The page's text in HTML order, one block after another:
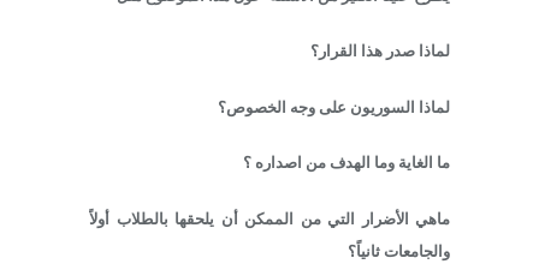
لماذا صدر هذا القرار؟
لماذا السوريون على وجه الخصوص؟
ما الغاية وما الهدف من اصداره ؟
ماهي الأضرار التي من الممكن أن يلحقها بالطلاب أولاً
والجامعات ثانياً؟